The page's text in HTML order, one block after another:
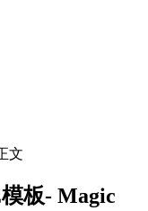
文
板- Magic